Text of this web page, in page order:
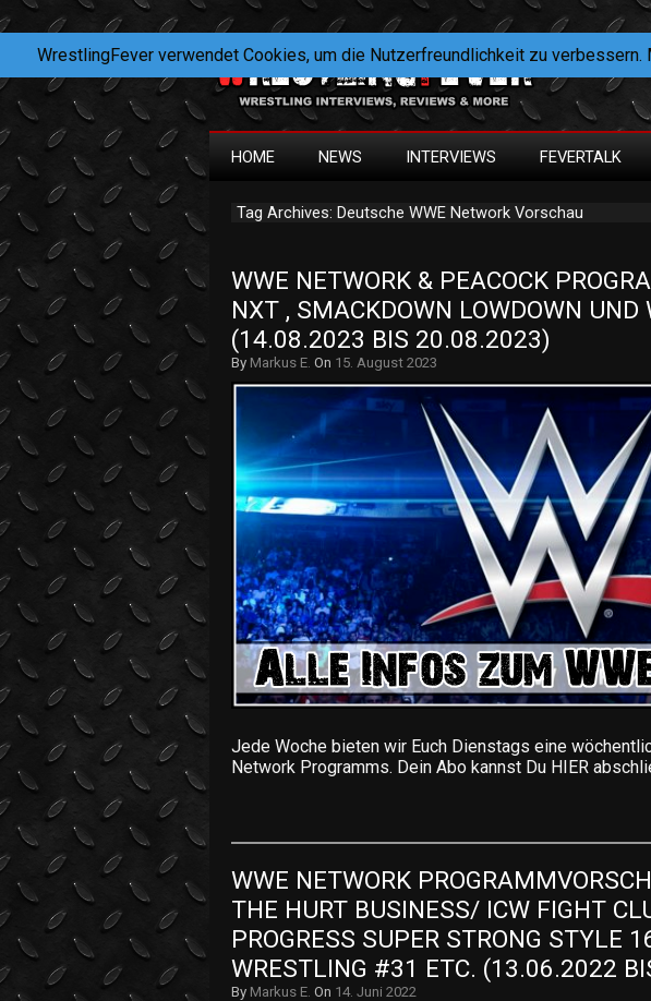
HOME NEWS INTERVIEWS FEVERTALK
Tag Archives: Deutsche WWE Network Vorschau
WWE NETWORK & PEACOCK
NXT , SMACKDOWN LOWDOWN UND
(14.08.2023 BIS 20.08.2023)
By Markus E. On 15. August 2023
Jede Woche bieten wir Euch Dienstags eine
Network Programms. Dein Abo kannst Du HIER
WWE NETWORK
THE HURT BUSINESS/ ICW FIGHT
PROGRESS SUPER STRONG STYLE
WRESTLING #31 ETC. (13.06.2022
By Markus E. On 14. Juni 2022
WrestlingFever verwendet Cookies, um die Nutzerfreundlichkeit zu